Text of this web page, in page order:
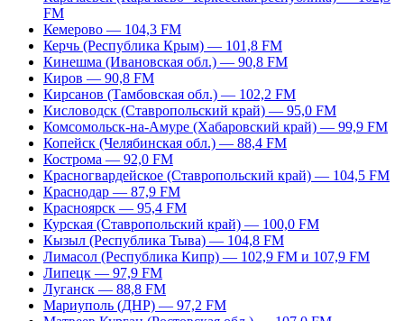
FM
Кемерово — 104,3 FM
Керчь (Республика Крым) — 101,8 FM
Кинешма (Ивановская обл.) — 90,8 FM
Киров — 90,8 FM
Кирсанов (Тамбовская обл.) — 102,2 FM
Кисловодск (Ставропольский край) — 95,0 FM
Комсомольск-на-Амуре (Хабаровский край) — 99,9 FM
Копейск (Челябинская обл.) — 88,4 FM
Кострома — 92,0 FM
Красногвардейское (Ставропольский край) — 104,5 FM
Краснодар — 87,9 FM
Красноярск — 95,4 FM
Курская (Ставропольский край) — 100,0 FM
Кызыл (Республика Тыва) — 104,8 FM
Лимасол (Республика Кипр) — 102,9 FM и 107,9 FM
Липецк — 97,9 FM
Луганск — 88,8 FM
Мариуполь (ДНР) — 97,2 FM